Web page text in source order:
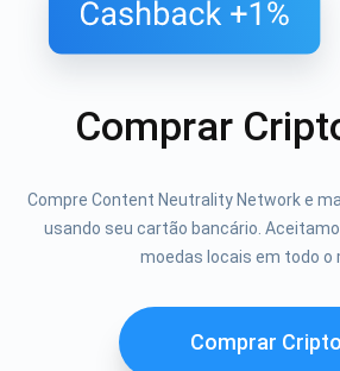
Comprar
Compre Content Neutrality Network e
usando seu cartão bancário.
moedas locais em todo o
Comprar Cripto